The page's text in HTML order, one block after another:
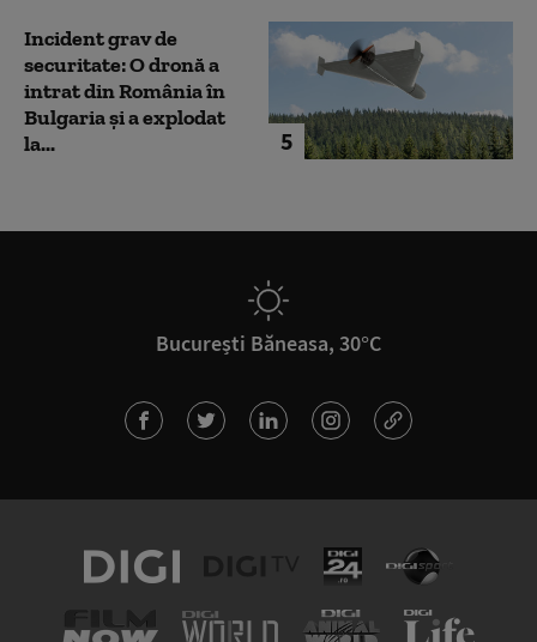
5
Incident grav de
securitate: O dronă a
intrat din România în
Bulgaria şi a explodat
la...
București Băneasa, 30°C